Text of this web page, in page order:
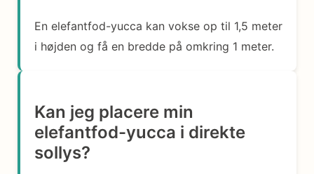
En elefantfod-yucca kan vokse op til 1,5 meter
i højden og få en bredde på omkring 1 meter.
Kan jeg placere min
elefantfod-yucca i direkte
sollys?